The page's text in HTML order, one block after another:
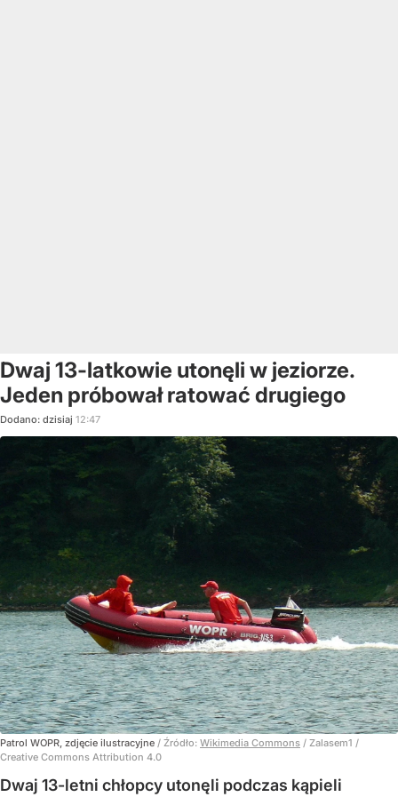
Dwaj 13-latkowie utonęli w jeziorze.
Jeden próbował ratować drugiego
Dodano: dzisiaj 12:47
Patrol WOPR, zdjęcie ilustracyjne / Źródło: Wikimedia Commons / Zalasem1 /
Creative Commons Attribution 4.0
Dwaj 13-letni chłopcy utonęli podczas kąpieli